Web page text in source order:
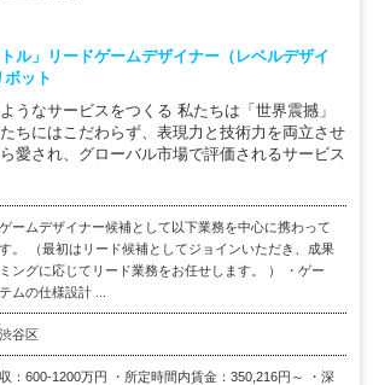
トル」リードゲームデザイナー（レベルデザイ
ット
うなサービスをつくる 私たちは「世界震撼」
ちにはこだわらず、表現力と技術力を両立させ
愛され、グローバル市場で評価されるサービス
ームデザイナー候補として以下業務を中心に携わって
。 （最初はリード候補としてジョインいただき、成果
ングに応じてリード業務をお任せします。 ） ・ゲー
ムの仕様設計 ...
谷区
：600-1200万円 ・所定時間内賃金：350,216円～ ・深